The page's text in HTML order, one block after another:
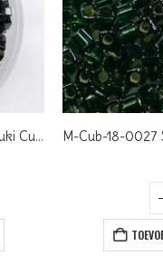
M-Cub-18-0401 Opaque Black Miyuki Cubes 1.8×1.8 mm